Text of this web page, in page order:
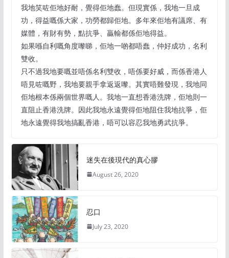
我地笑咗佢地好耐，覺得佢地蠢。但現實係，我地一旦成
功，得益嘅係大家，功勞都歸佢地。多年來佢地有議席、有
媒體，有財有勢，點抗爭、贏輸都係佢地得益。
如果喺自利嘅角度嚟睇，佢地一啲都唔蠢，仲好成功，名利
雙收。
只不過我地要嘅並唔係名利雙收，唔係要好威，而係香港人
唔見咗嘅野，我地要親手拿返返嚟。其實唔難發現，我地同
佢地根本係兩個世界嘅人。我地一直想香港洗牌，佢地則一
直阻止香港洗牌。因此我地永遠覺得佢地阻住我地抗爭，佢
地永遠覺得我地搞亂香港，唔可以容忍我地勇武抗爭。
迷失在後現代的真心膠
August 26, 2020
忍口
July 23, 2020